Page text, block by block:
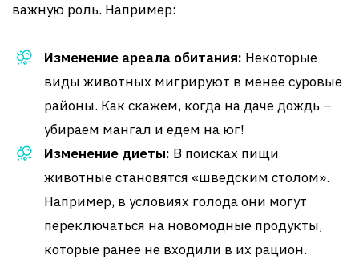
важную роль. Например:
Изменение ареала обитания: Некоторые
виды животных мигрируют в менее суровые
районы. Как скажем, когда на даче дождь –
убираем мангал и едем на юг!
Изменение диеты: В поисках пищи
животные становятся «шведским столом».
Например, в условиях голода они могут
переключаться на новомодные продукты,
которые ранее не входили в их рацион.